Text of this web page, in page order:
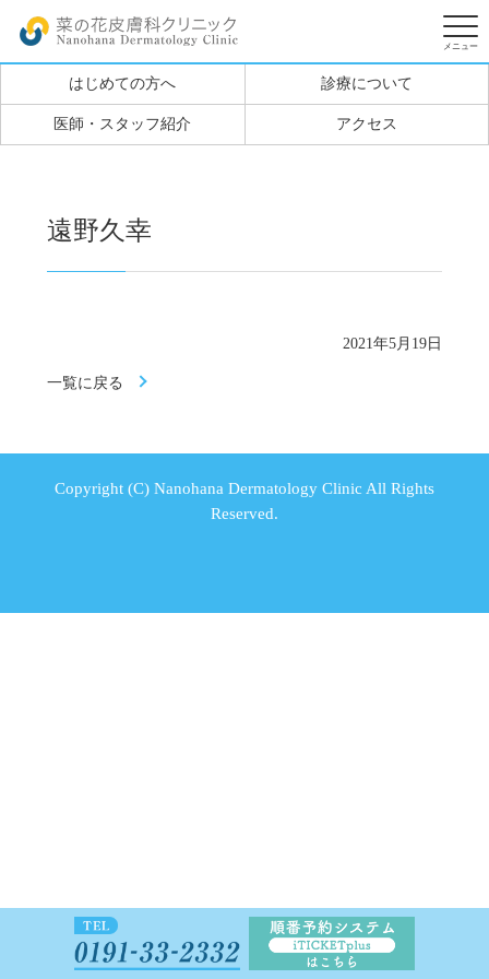
はじめての方へ 診療について
医師・スタッフ紹介 アクセス
遠野久幸
2021年5月19日
一覧に戻る
Copyright (C) Nanohana Dermatology Clinic All Rights
Reserved.